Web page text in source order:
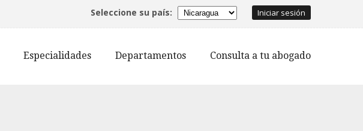
Iniciar sesión
Seleccione su país:
Especialidades Departamentos Consulta a tu abogado